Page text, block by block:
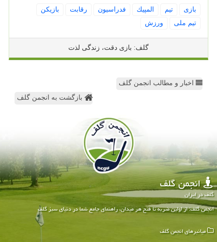
بازی تیم المپیك فدراسیون رقابت
بازیكن
تیم ملی
ورزش
گلف: بازی دقت، زندگی لذت
اخبار و مطالب انجمن گلف
بازگشت به انجمن گلف
انجمن گلف
گلف در ایران
انجمن گلف: از اولین ضربه تا فتح هر میدان، راهنمای جامع شما در دنیای سبز گلف
میانبرهای انجمن گلف